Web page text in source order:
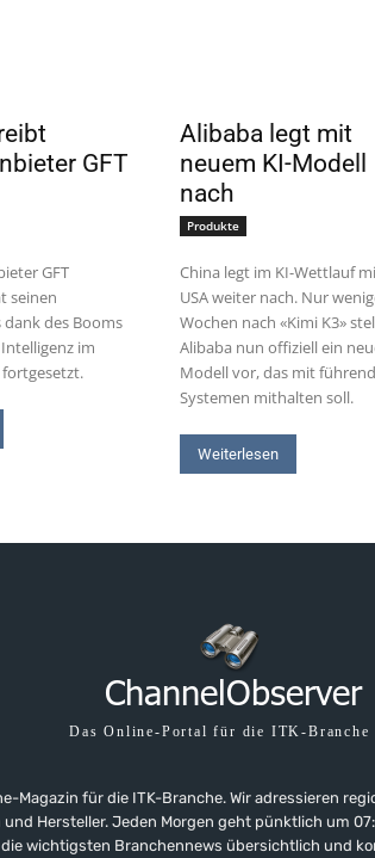
GFT
GFT
seinen
des Booms
im
Alibaba legt mit
neuem KI-Modell
nach
Produkte
China legt im KI-Wettlauf
USA weiter nach. Nur
Wochen nach «Kimi K3»
Alibaba nun offiziell ein
Modell vor, das mit
Systemen mithalten soll.
Weiterlesen
Das Online-Portal für die ITK-Branche
Magazin für die ITK-Branche. Wir adressieren
und Hersteller. Jeden Morgen geht pünktlich um
die wichtigsten Branchennews übersichtlich und